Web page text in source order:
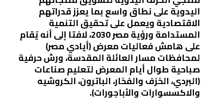
اليدوية على نطاق واسع بما يعزز قدراتهم
الاقتصادية ويعمل على تحقيق التنمية
المستدامة ورؤية مصر 2030، لافتا إلى أنه يُقام
على هامش فعاليات معرض (أيادي مصر)
لمحافظات مسار العائلة المقدسة، ورش حرفية
صباحية طوال أيام المعرض لتعليم صناعات
(البردي، الخزف والفخار، الباترون، الكروشيه
والاكسسوارات والأباجورات).